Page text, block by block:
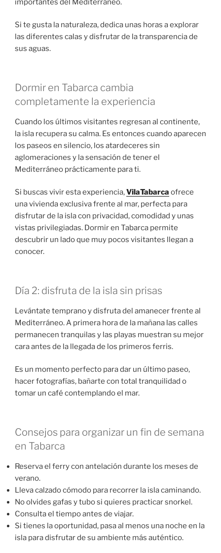
importantes del Mediterráneo.
Si te gusta la naturaleza, dedica unas horas a explorar
las diferentes calas y disfrutar de la transparencia de
sus aguas.
Dormir en Tabarca cambia
completamente la experiencia
Cuando los últimos visitantes regresan al continente,
la isla recupera su calma. Es entonces cuando aparecen
los paseos en silencio, los atardeceres sin
aglomeraciones y la sensación de tener el
Mediterráneo prácticamente para ti.
Si buscas vivir esta experiencia,VilaTabarca ofrece
una vivienda exclusiva frente al mar, perfecta para
disfrutar de la isla con privacidad, comodidad y unas
vistas privilegiadas. Dormir en Tabarca permite
descubrir un lado que muy pocos visitantes llegan a
conocer.
Día 2: disfruta de la isla sin prisas
Levántate temprano y disfruta del amanecer frente al
Mediterráneo. A primera hora de la mañana las calles
permanecen tranquilas y las playas muestran su mejor
cara antes de la llegada de los primeros ferris.
Es un momento perfecto para dar un último paseo,
hacer fotografías, bañarte con total tranquilidad o
tomar un café contemplando el mar.
Consejos para organizar un fin de semana
en Tabarca
Reserva el ferry con antelación durante los meses de
verano.
Lleva calzado cómodo para recorrer la isla caminando.
No olvides gafas y tubo si quieres practicar snorkel.
Consulta el tiempo antes de viajar.
Si tienes la oportunidad, pasa al menos una noche en la
isla para disfrutar de su ambiente más auténtico.